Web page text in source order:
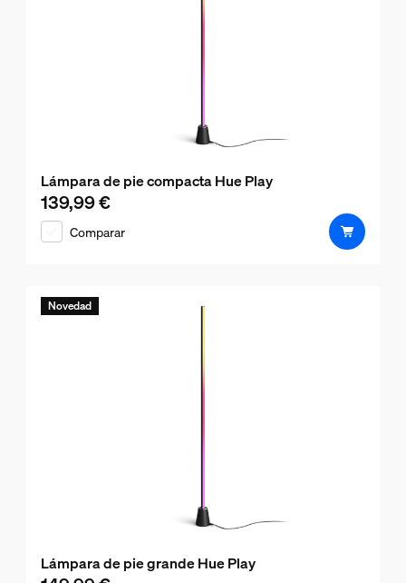
Lámpara de pie compacta Hue Play
El precio actual es 139,99 €
139,99 €
Comparar
Novedad
Lámpara de pie grande Hue Play